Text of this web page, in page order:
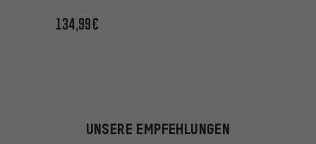
134,99€
UNSERE EMPFEHLUNGEN